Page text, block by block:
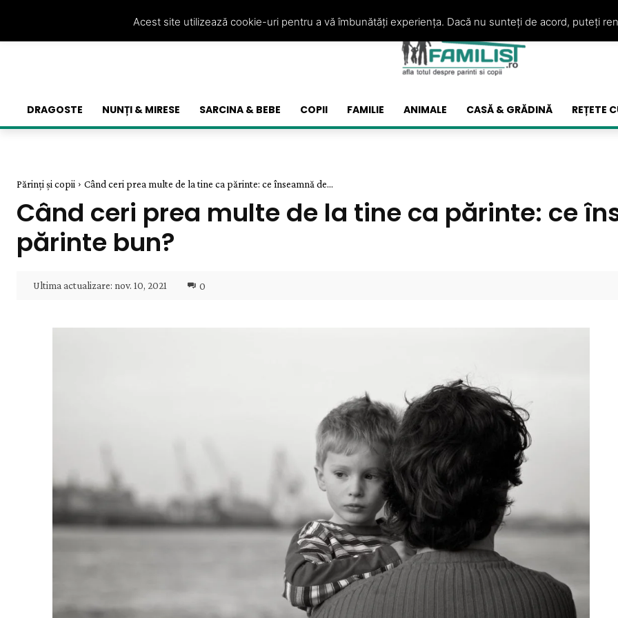
DRAGOSTE NUNȚI & MIRESE SARCINA & BEBE COPII FAMILIE ANIMALE CASĂ & GRĂDINĂ REȚETE
Părinți și copii Când ceri prea multe de la tine ca părinte: ce înseamnă de...
Când ceri prea multe de la tine ca părinte: ce
părinte bun?
Ultima actualizare: nov. 10, 2021 0
Acest site utilizează cookie-uri pentru a vă îmbunătăți experiența. Dacă nu sunteți de acord, puteți